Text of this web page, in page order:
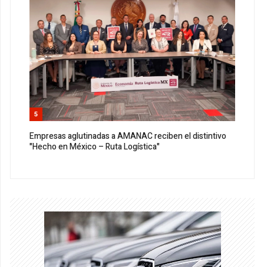
5
Empresas aglutinadas a AMANAC reciben el distintivo
"Hecho en México – Ruta Logística"